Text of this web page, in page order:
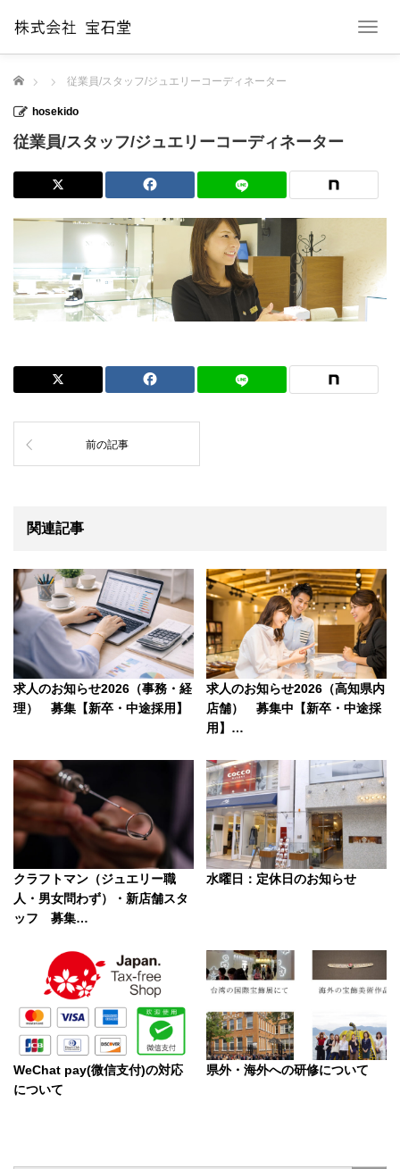
T
v
o
n
ホーム 従業員/スタッフ/ジュエリーコーディネーター
hosekido
従業員/スタッフ/ジュエリーコーディネーター
前の記事
関連記事
求人のお知らせ2026（事務・経
理） 募集【新卒・中途採用】
求人のお知らせ2026（高知県内
店舗） 募集中【新卒・中途採
用】…
クラフトマン（ジュエリー職
人・男女問わず）・新店舗スタ
ッフ 募集…
水曜日：定休日のお知らせ
WeChat pay(微信支付)の対応
について
県外・海外への研修について